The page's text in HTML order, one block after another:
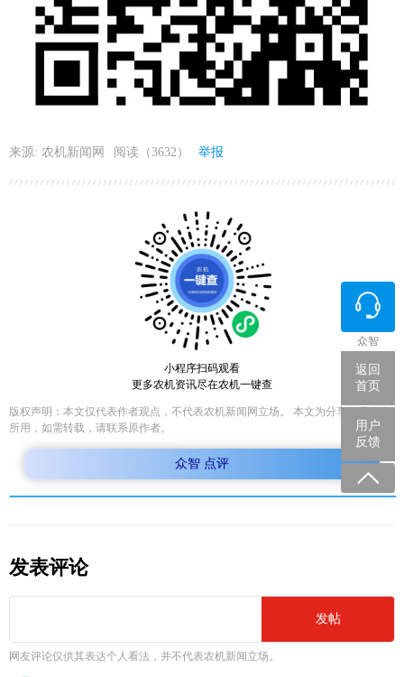
来源: 农机新闻网 阅读（3632） 举报
小程序扫码观看
更多农机资讯尽在农机一键查
版权声明：本文仅代表作者观点，不代表农机新闻网立场。 本文为分享行业信息
所用，如需转载，请联系原作者。
众智 点评
发表评论
发帖
网友评论仅供其表达个人看法，并不代表农机新闻立场。
众智
返回
首页
用户
反馈